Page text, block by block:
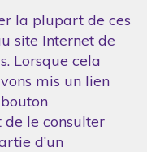
la plupart de ces
site Internet de
Lorsque cela
mis un lien
le consulter
d’un